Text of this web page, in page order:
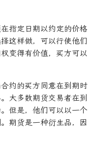
指定日期以约定的价格
这样做，可以行使他们
变得有价值，买方可以
约的买方同意在到期时
大多数期货交易者在到
但是，他们可以以一个
期货是一种衍生品，因